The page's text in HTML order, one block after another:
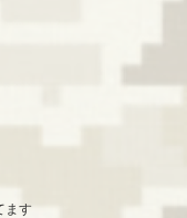
ます